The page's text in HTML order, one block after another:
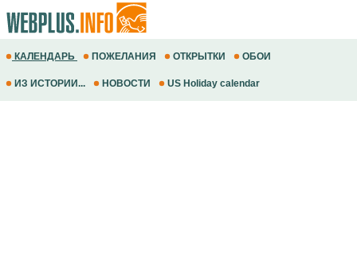
КАЛЕНДАРЬ ПОЖЕЛАНИЯ ОТКРЫТКИ ОБОИ
ИЗ ИСТОРИИ... НОВОСТИ US Holiday calendar